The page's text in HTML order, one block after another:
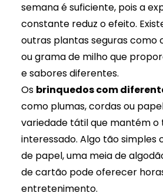
semana é suficiente, pois a
constante reduz o efeito.
outras plantas seguras
ou grama de milho que
e sabores diferentes.
Os brinquedos com
como plumas, cordas ou
variedade tátil que mantém o
interessado. Algo tão simples
de papel, uma meia de
de cartão pode oferecer
entretenimento.